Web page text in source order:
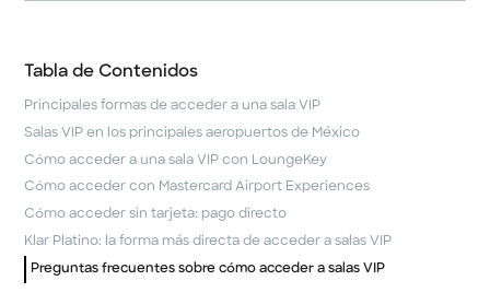
Tabla de Contenidos
Principales formas de acceder a una sala VIP
Salas VIP en los principales aeropuertos de México
Cómo acceder a una sala VIP con LoungeKey
Cómo acceder con Mastercard Airport Experiences
Cómo acceder sin tarjeta: pago directo
Klar Platino: la forma más directa de acceder a salas VIP
Preguntas frecuentes sobre cómo acceder a salas VIP